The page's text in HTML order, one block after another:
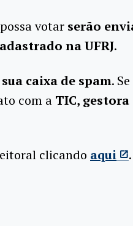
votar serão
na UFRJ.
caixa de spam.
com a TIC, gestora
clicando aqui .